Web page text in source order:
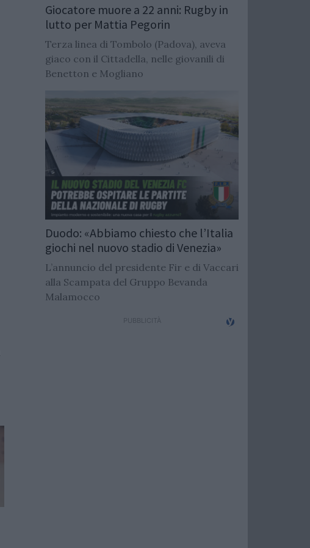
Giocatore muore a 22 anni: Rugby in
lutto per Mattia Pegorin
Terza linea di Tombolo (Padova), aveva
giaco con il Cittadella, nelle giovanili di
Benetton e Mogliano
Duodo: «Abbiamo chiesto che l’Italia
giochi nel nuovo stadio di Venezia»
L’annuncio del presidente Fir e di Vaccari
alla Scampata del Gruppo Bevanda
Malamocco